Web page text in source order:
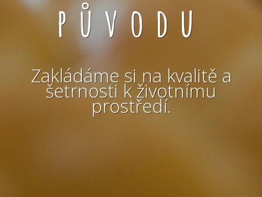
původu
Zakládáme si na kvalitě a
šetrnosti k životnímu
prostředí.